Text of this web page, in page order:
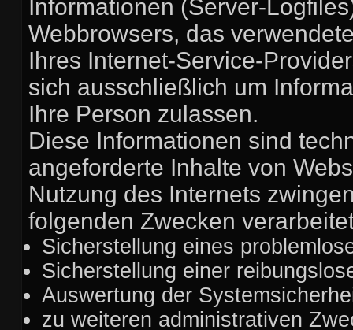
Informationen (Server-
Webbrowsers, das
Ihres Internet-Service-
sich ausschließlich um
Ihre Person zulassen.
Diese Informationen sind
angeforderte Inhalte von
Nutzung des Internets
folgenden Zwecken
Sicherstellung eines
Sicherstellung einer
Auswertung der
zu weiteren administrativen